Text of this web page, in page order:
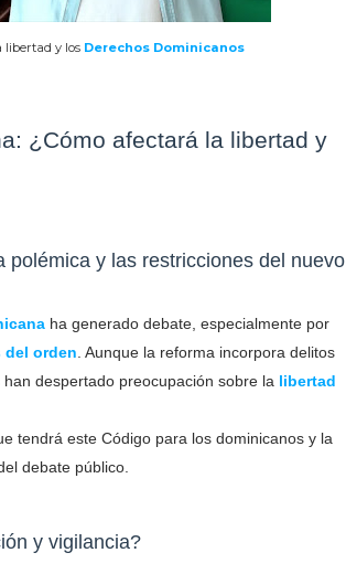
libertad y los Derechos Dominicanos
¿Cómo afectará la libertad y
y las restricciones del nuevo
ha generado debate, especialmente por
del orden . Aunque la reforma incorpora delitos
han despertado preocupación sobre la libertad
tendrá este Código para los dominicanos y la
debate público.
y vigilancia?